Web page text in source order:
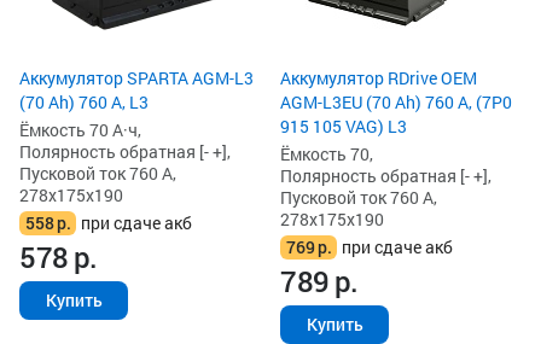
Аккумулятор SPARTA AGM-L3
(70 Ah) 760 А, L3
Ёмкость 70 А·ч,
Полярность обратная [- +],
Пусковой ток 760 А,
278x175x190
558р. при сдаче акб
578р.
Купить
Аккумулятор RDrive OEM
AGM-L3EU (70 Ah) 760 А, (7P0
915 105 VAG) L3
Ёмкость 70,
Полярность обратная [- +],
Пусковой ток 760 А,
278x175x190
769р. при сдаче акб
789р.
Купить